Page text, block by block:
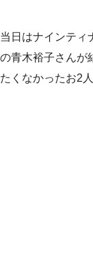
当日はナインティ
の青木裕子さんが
たくなかったお2